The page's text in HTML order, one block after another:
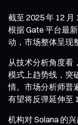
截至 2025 年 12 月
根据 Gate 平台最
动，市场整体呈现
从技术分析角度看，
模式上趋势线，突
情。市场分析师普
有望将反弹延伸至
机构对 Solana 的